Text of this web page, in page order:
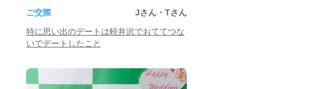
ご交際
Jさん・Tさん
特に思い出のデートは軽井沢でおててつな
いでデートしたこと